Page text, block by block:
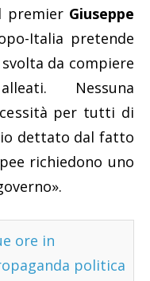
premier Giuseppe
Italia pretende
da compiere
Nessuna
per tutti di
dettato dal fatto
richiedono uno
ore in
politica